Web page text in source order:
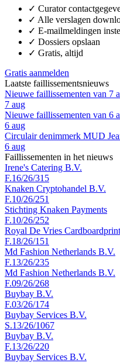
✓ Curator
✓ Alle verslagen
✓ E-mailmeldingen
✓ Dossiers opslaan
✓ Gratis, altijd
Gratis aanmelden
Laatste faillissementsnieuws
Nieuwe faillissementen van 7
7 aug
Nieuwe faillissementen van 6
6 aug
Circulair denimmerk MUD
6 aug
Faillissementen in het nieuws
Irene's Catering B.V.
F.16/26/315
Knaken Cryptohandel B.V.
F.10/26/251
Stichting Knaken Payments
F.10/26/252
Royal De Vries
F.18/26/151
Md Fashion Netherlands B.V.
F.13/26/235
Md Fashion Netherlands B.V.
F.09/26/268
Buybay B.V.
F.03/26/174
Buybay Services B.V.
S.13/26/1067
Buybay B.V.
F.13/26/220
Buybay Services B.V.